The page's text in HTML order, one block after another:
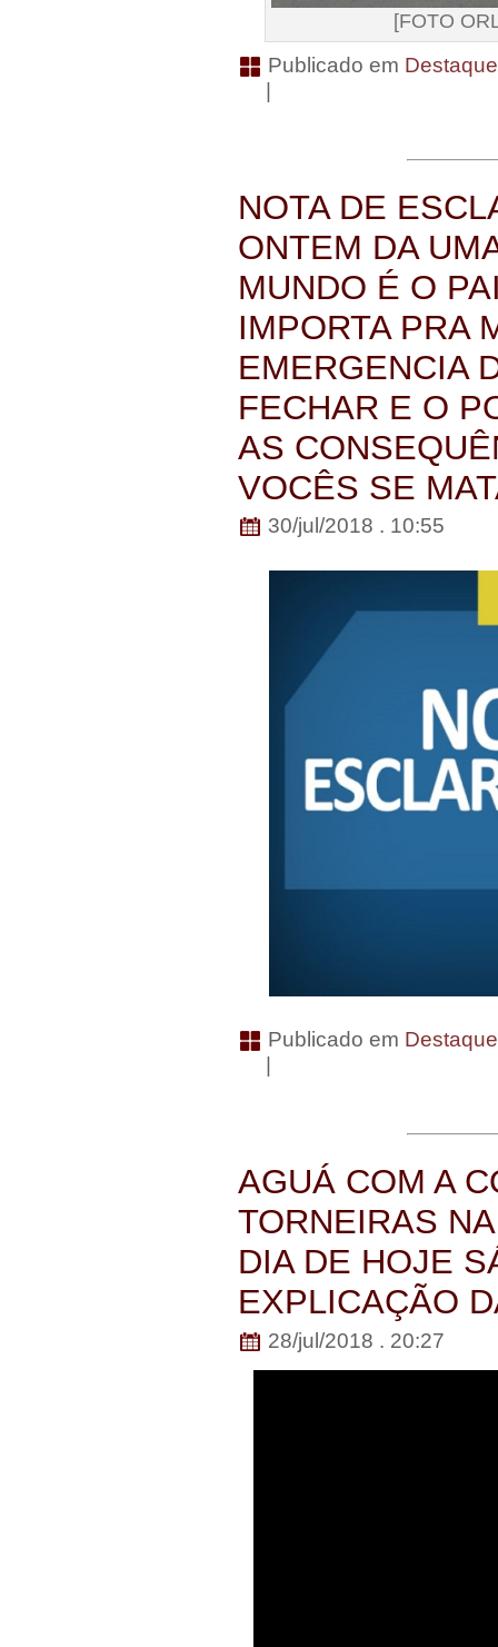
[FOTO
Publicado em
|
NOTA DE
ONTEM DA
MUNDO É O
IMPORTA PRA
EMERGENCIA
FECHAR E O
AS
VOCÊS SE
30/jul/2018 . 10:55
Publicado em
AGUÁ COM A
TORNEIRAS
DIA DE HOJE
EXPLICAÇÃO
28/jul/2018 . 20:27